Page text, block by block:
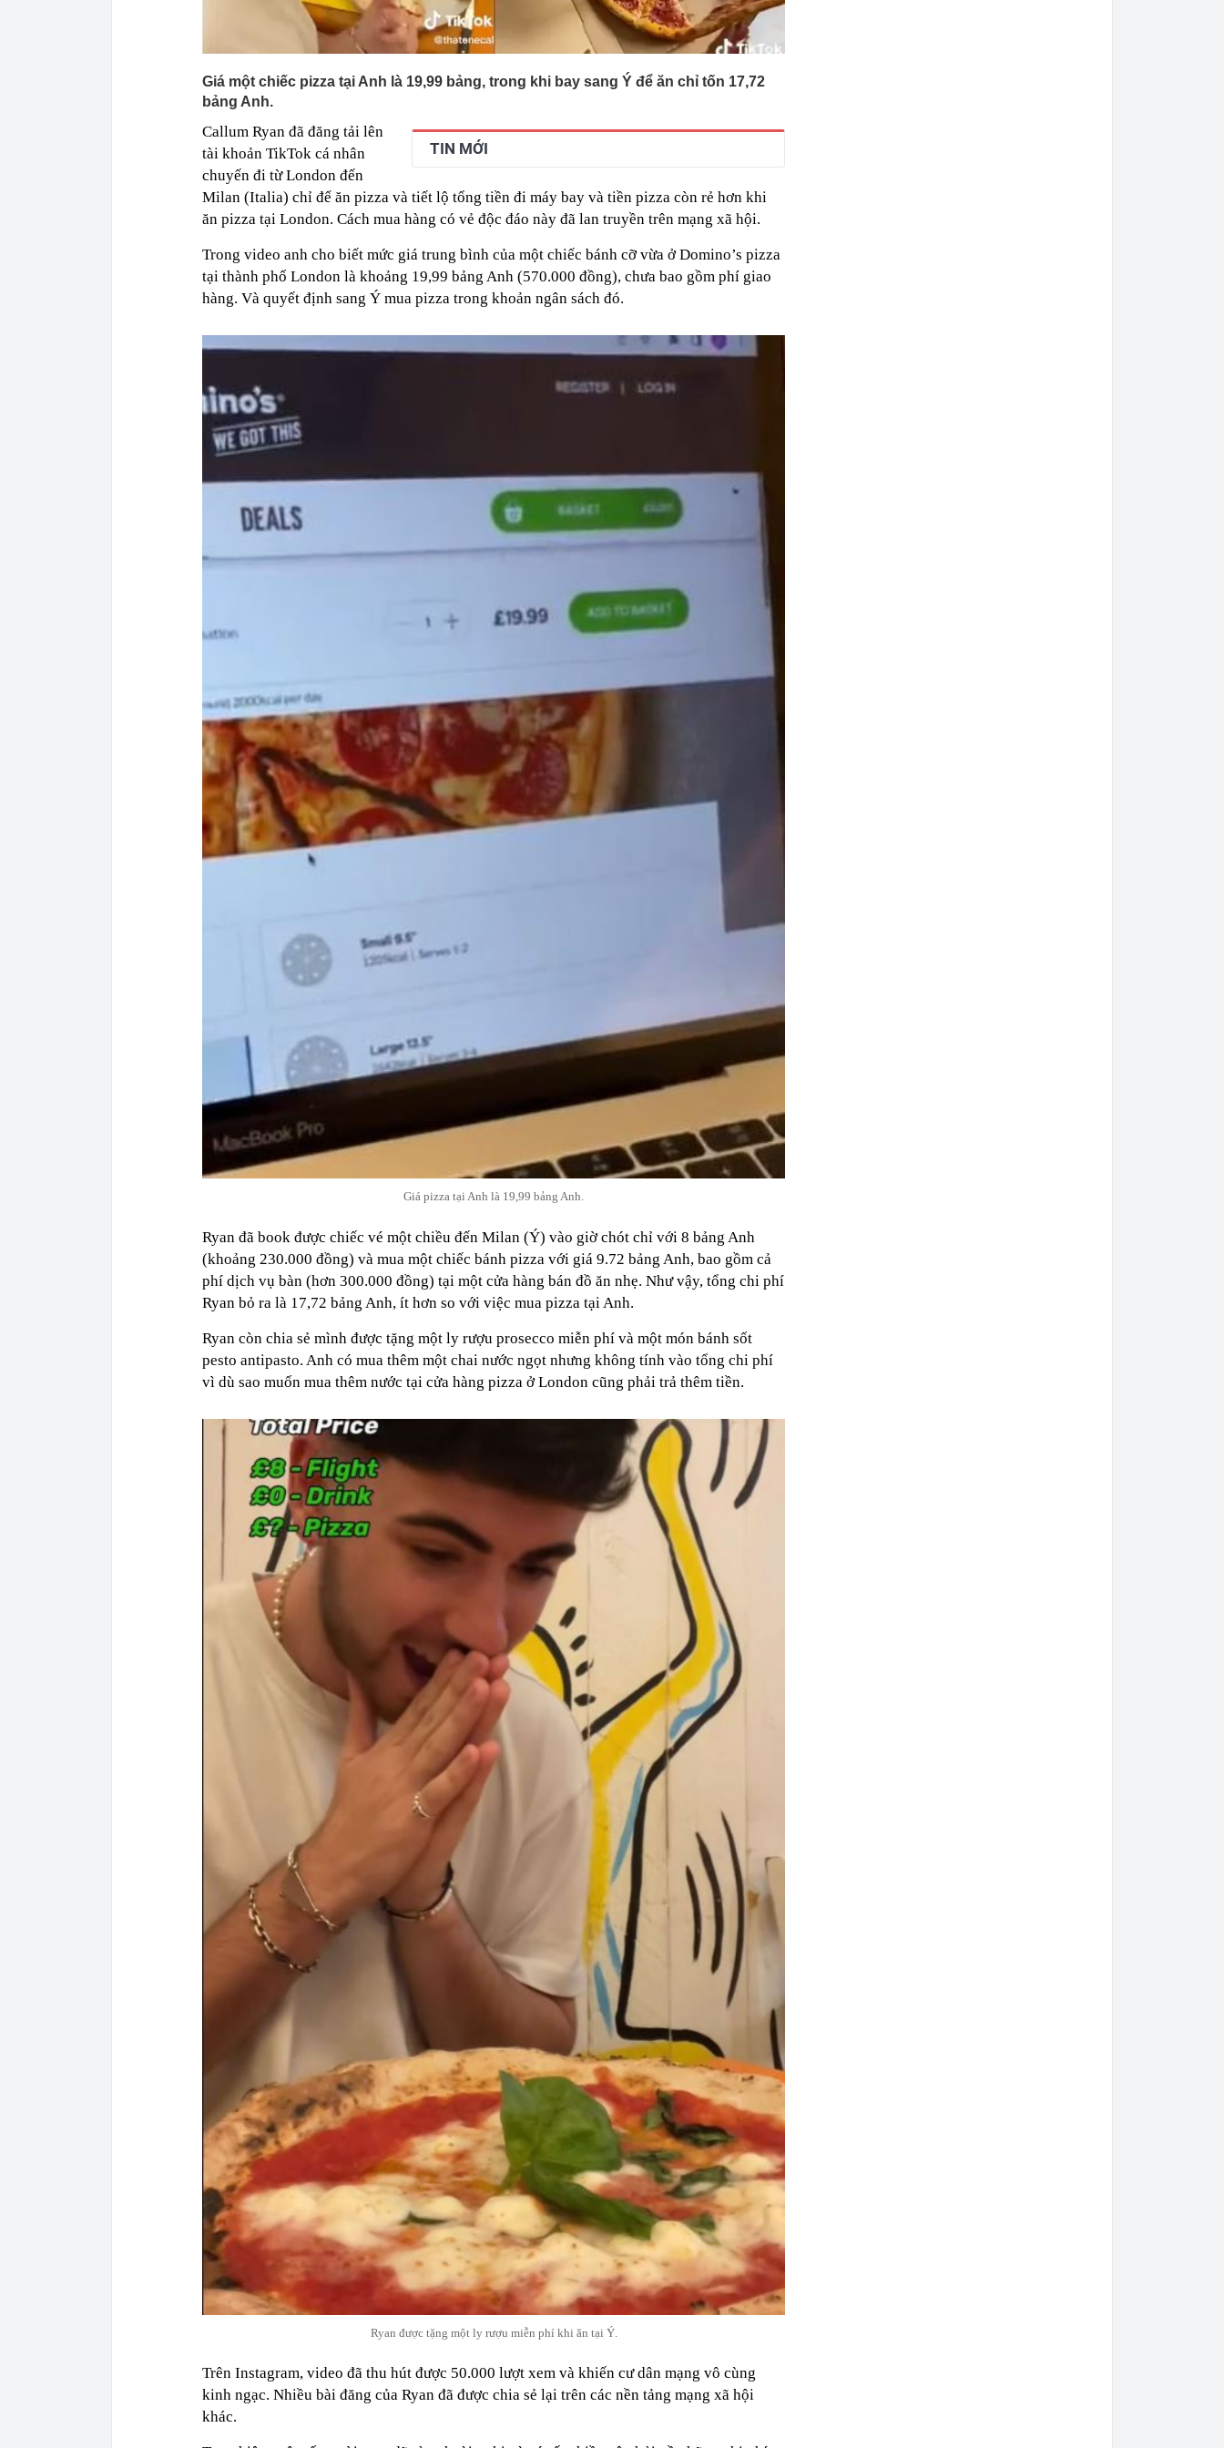
Giá một chiếc pizza tại Anh là 19,99 bảng, trong khi bay sang Ý để ăn chỉ tốn 17,72
bảng Anh.
TIN MỚI
Callum Ryan đã đăng tải lên
tài khoản TikTok cá nhân
chuyến đi từ London đến
Milan (Italia) chỉ để ăn pizza và tiết lộ tổng tiền đi máy bay và tiền pizza còn rẻ hơn khi
ăn pizza tại London. Cách mua hàng có vẻ độc đáo này đã lan truyền trên mạng xã hội.
Trong video anh cho biết mức giá trung bình của một chiếc bánh cỡ vừa ở Domino’s pizza
tại thành phố London là khoảng 19,99 bảng Anh (570.000 đồng), chưa bao gồm phí giao
hàng. Và quyết định sang Ý mua pizza trong khoản ngân sách đó.
Giá pizza tại Anh là 19,99 bảng Anh.
Ryan đã book được chiếc vé một chiều đến Milan (Ý) vào giờ chót chỉ với 8 bảng Anh
(khoảng 230.000 đồng) và mua một chiếc bánh pizza với giá 9.72 bảng Anh, bao gồm cả
phí dịch vụ bàn (hơn 300.000 đồng) tại một cửa hàng bán đồ ăn nhẹ. Như vậy, tổng chi phí
Ryan bỏ ra là 17,72 bảng Anh, ít hơn so với việc mua pizza tại Anh.
Ryan còn chia sẻ mình được tặng một ly rượu prosecco miễn phí và một món bánh sốt
pesto antipasto. Anh có mua thêm một chai nước ngọt nhưng không tính vào tổng chi phí
vì dù sao muốn mua thêm nước tại cửa hàng pizza ở London cũng phải trả thêm tiền.
Ryan được tặng một ly rượu miễn phí khi ăn tại Ý.
Trên Instagram, video đã thu hút được 50.000 lượt xem và khiến cư dân mạng vô cùng
kinh ngạc. Nhiều bài đăng của Ryan đã được chia sẻ lại trên các nền tảng mạng xã hội
khác.